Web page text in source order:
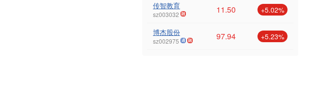
传智教育
sz003032 11.50 +5.02%
博杰股份
sz002975 97.94 +5.23%